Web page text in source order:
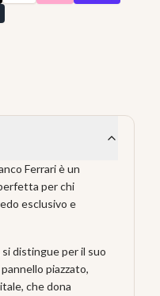
Ferrari è un
per chi
esclusivo e
distingue per il suo
piazzato,
che dona